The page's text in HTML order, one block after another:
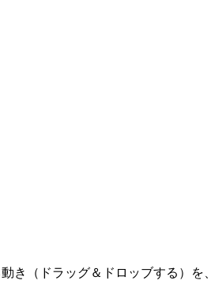
き（ドラッグ＆ドロッブする）を、